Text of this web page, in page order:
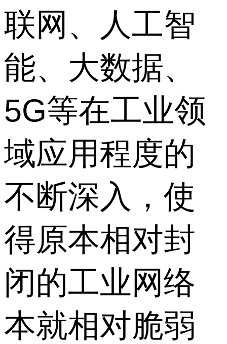
联网、人工智
能、大数据、
5G等在工业领
域应用程度的
不断深入，使
得原本相对封
闭的工业网络
本就相对脆弱